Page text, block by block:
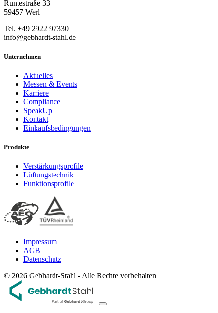
Runtestraße 33
59457 Werl
Tel. +49 2922 97330
info@gebhardt-stahl.de
Unternehmen
Aktuelles
Messen & Events
Karriere
Compliance
SpeakUp
Kontakt
Einkaufsbedingungen
Produkte
Verstärkungsprofile
Lüftungstechnik
Funktionsprofile
Impressum
AGB
Datenschutz
© 2026 Gebhardt-Stahl - Alle Rechte vorbehalten